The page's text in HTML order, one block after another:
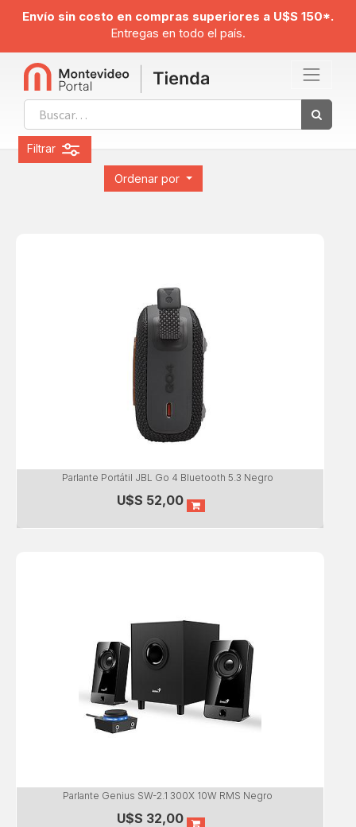
Envío sin costo en compras superiores a U$S 150*.
Entregas en todo el país.
Ordenar por
Filtrar
Parlante Portátil JBL Go 4 Bluetooth 5.3 Negro
U$S 52,00
Parlante Genius SW-2.1 300X 10W RMS Negro
U$S 32,00